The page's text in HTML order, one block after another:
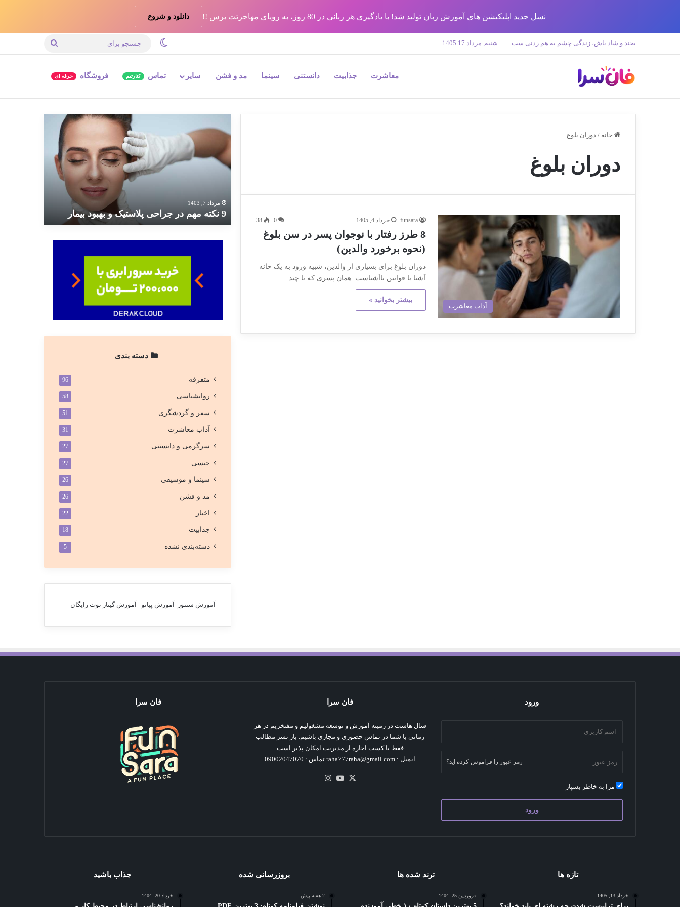
نسل جدید اپلیکیشن های آموزش زبان تولید شد! با یادگیری هر زبانی در 80 روز، به رویای مهاجرتت برس !! دانلود و شروع
بخند و شاد باش، زندگی چشم به هم زدنی ست ... شنبه, مرداد 17 1405 تغییر پوسته جستجو
معاشرت
جذابیت دانستنی سینما مد و فشن سایر تماس کنارتیم فروشگاه حرفه ای
خانه / دوران بلوغ
دوران بلوغ
آداب معاشرت
funsara خرداد 4, 1405 0
38
8 طرز رفتار با نوجوان پسر در سن بلوغ
(نحوه برخورد والدین)
دوران بلوغ برای بسیاری از والدین، شبیه ورود به یک خانه
آشنا با قوانین ناآشناست. همان پسری که تا چند…
بیشتر بخوانید »
نکته
مهم
در
جراحی
پلاستیک
بیمارمرداد 7, 1403
9 نکته مهم در جراحی پلاستیک و بهبود بیمار
دسته بندی
متفرقه 96
روانشناسی 58
سفر و گردشگری 51
آداب معاشرت 31
سرگرمی و دانستنی 27
جنسی 27
سینما و موسیقی 26
مد و فشن 26
اخبار 22
جذابیت 18
دسته‌بندی نشده 5
آموزش سنتور آموزش پیانو آموزش گیتار نوت رایگان
ورود
رمز عبور را فراموش کرده اید؟
مرا به خاطر بسپار
ورود
فان سرا
سال هاست در زمینه آموزش و توسعه مشغولیم و مفتخریم در هر
زمانی با شما در تماس حضوری و مجازی باشیم. باز نشر مطالب
فقط با کسب اجازه از مدیریت امکان پذیر است
ایمیل : raha777raha@gmail.com تماس : 09002047070
X یوتیوب
فان سرا
تازه ها
خرداد 13, 1405
ترند شده ها
فروردین 25, 1404
بروزرسانی شده
2 هفته پیش
جذاب باشید
خرداد 20, 1404